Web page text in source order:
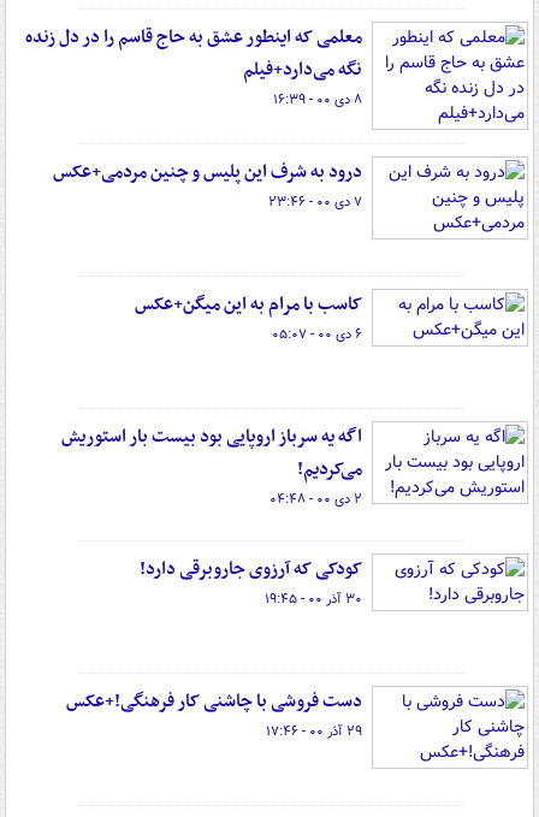
معلمی که اینطور عشق به حاج قاسم را در دل زنده
نگه می‌دارد+فیلم
۸ دی ۰۰ - ۱۶:۳۹
درود به شرف این پلیس و چنین مردمی+عکس
۷ دی ۰۰ - ۲۳:۴۶
کاسب با مرام به این میگن+عکس
۶ دی ۰۰ - ۰۵:۰۷
اگه یه سرباز اروپایی بود بیست بار استوریش
می‌کردیم!
۲ دی ۰۰ - ۰۴:۴۸
کودکی که آرزوی جاروبرقی دارد!
۳۰ آذر ۰۰ - ۱۹:۴۵
دست فروشی با چاشنی کار فرهنگی!+عکس
۲۹ آذر ۰۰ - ۱۷:۴۶